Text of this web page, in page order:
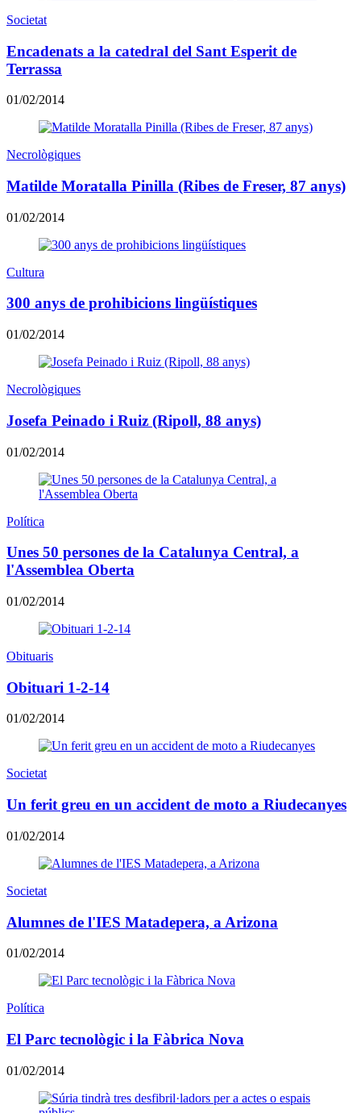
Societat
Encadenats a la catedral del Sant Esperit de
Terrassa
01/02/2014
Necrològiques
Matilde Moratalla Pinilla (Ribes de Freser, 87 anys)
01/02/2014
Cultura
300 anys de prohibicions lingüístiques
01/02/2014
Necrològiques
Josefa Peinado i Ruiz (Ripoll, 88 anys)
01/02/2014
Política
Unes 50 persones de la Catalunya Central, a
l'Assemblea Oberta
01/02/2014
Obituaris
Obituari 1-2-14
01/02/2014
Societat
Un ferit greu en un accident de moto a Riudecanyes
01/02/2014
Societat
Alumnes de l'IES Matadepera, a Arizona
01/02/2014
Política
El Parc tecnològic i la Fàbrica Nova
01/02/2014